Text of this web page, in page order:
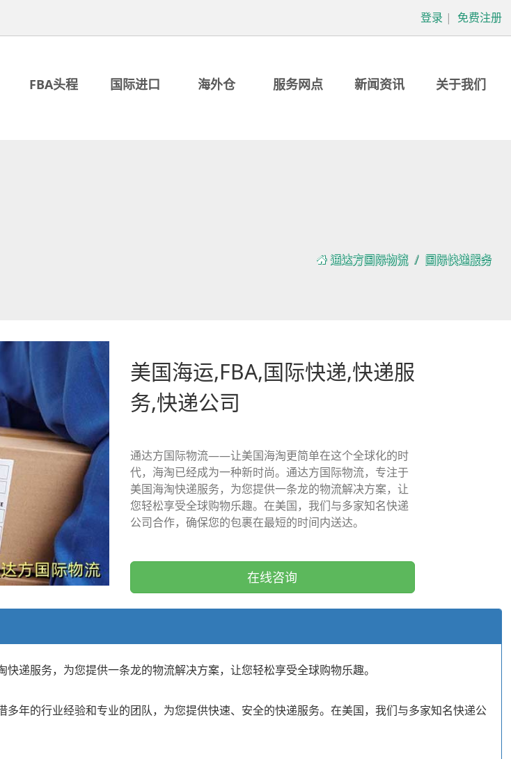
登录 | 免费注册
FBA头程 国际进口 海外仓 服务网点 新闻资讯 关于我们
通达方国际物流 国际快递服务
美国海运,FBA,国际快递,快递服
务,快递公司
通达方国际物流——让美国海淘更简单在这个全球化的时
代，海淘已经成为一种新时尚。通达方国际物流，专注于
美国海淘快递服务，为您提供一条龙的物流解决方案，让
您轻松享受全球购物乐趣。在美国，我们与多家知名快递
公司合作，确保您的包裹在最短的时间内送达。
在线咨询
递服务，为您提供一条龙的物流解决方案，让您轻松享受全球购物乐趣。
年的行业经验和专业的团队，为您提供快速、安全的快递服务。在美国，我们与多家知名快递公